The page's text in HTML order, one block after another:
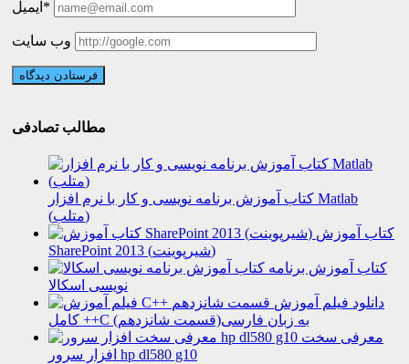
ایمیل*
وب سایت
مطالب تصادفی
کتاب آموزش برنامه نویسی و کار با نرم افزار Matlab
(متلب)
کتاب آموزش
SharePoint 2013 (شیرپوینت)
کتاب آموزش برنامه
نویسی اسکالا
دانلود فیلم آموزش
کامل ++C به زبان فارسی(قسمت شانزدهم)
معرفی سخت
افزار سرور hp dl580 g10